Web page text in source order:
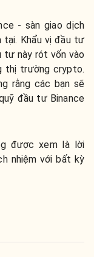
- sàn giao dịch
tại. Khẩu vị đầu tư
tư này rót vốn vào
thị trường crypto.
rằng các bạn sẽ
đầu tư Binance
được xem là lời
nhiệm với bất kỳ